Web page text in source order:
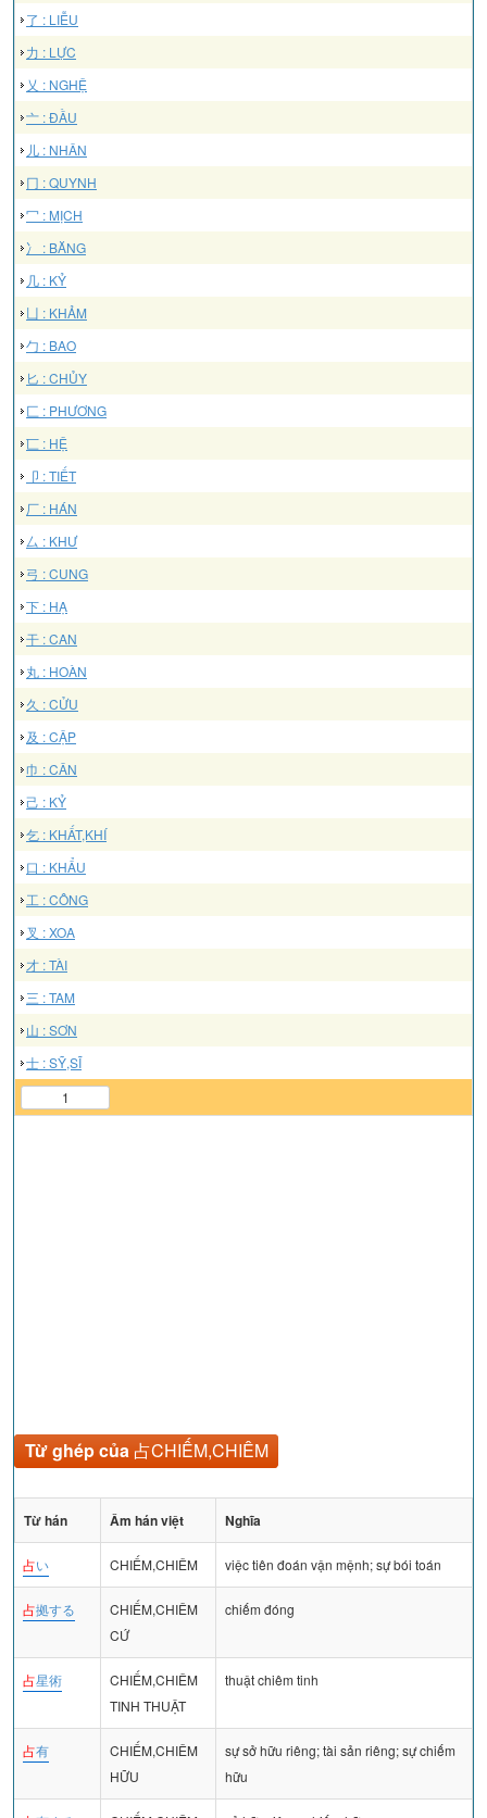
了 : LIỄU
力 : LỰC
乂 : NGHỆ
亠 : ĐẦU
儿 : NHÂN
冂 : QUYNH
冖 : MỊCH
冫 : BĂNG
几 : KỶ
凵 : KHẢM
勹 : BAO
匕 : CHỦY
匚 : PHƯƠNG
匸 : HỆ
卩 : TIẾT
厂 : HÁN
厶 : KHƯ
弓 : CUNG
下 : HẠ
干 : CAN
丸 : HOÀN
久 : CỬU
及 : CẬP
巾 : CÂN
己 : KỶ
乞 : KHẤT,KHÍ
口 : KHẨU
工 : CÔNG
叉 : XOA
才 : TÀI
三 : TAM
山 : SƠN
士 : SỸ,SĨ
1
Từ ghép của 占CHIẾM,CHIÊM
Từ hán Âm hán việt Nghĩa
占い CHIẾM,CHIÊM việc tiên đoán vận mệnh; sự bói toán
占拠する
CHIẾM,CHIÊM
CỨ
chiếm đóng
占星術
CHIẾM,CHIÊM
TINH THUẬT
thuật chiêm tinh
占有
CHIẾM,CHIÊM
HỮU
sự sở hữu riêng; tài sản riêng; sự chiếm
hữu